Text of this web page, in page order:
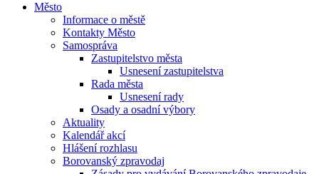
Město
Informace o městě
Kontakty Město
Samospráva
Zastupitelstvo města
Usnesení zastupitelstva
Rada města
Usnesení rady
Osady a osadní výbory
Aktuality
Kalendář akcí
Hlášení rozhlasu
Borovanský zpravodaj